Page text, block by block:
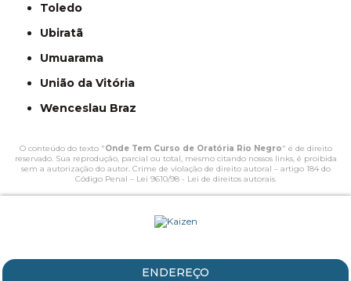
Toledo
Ubiratã
Umuarama
União da Vitória
Wenceslau Braz
O conteúdo do texto "Onde Tem Curso de Oratória Rio Negro" é de direito
reservado. Sua reprodução, parcial ou total, mesmo citando nossos links, é proibida
sem a autorização do autor. Crime de violação de direito autoral – artigo 184 do
Código Penal – Lei 9610/98 - Lei de direitos autorais.
ENDEREÇO